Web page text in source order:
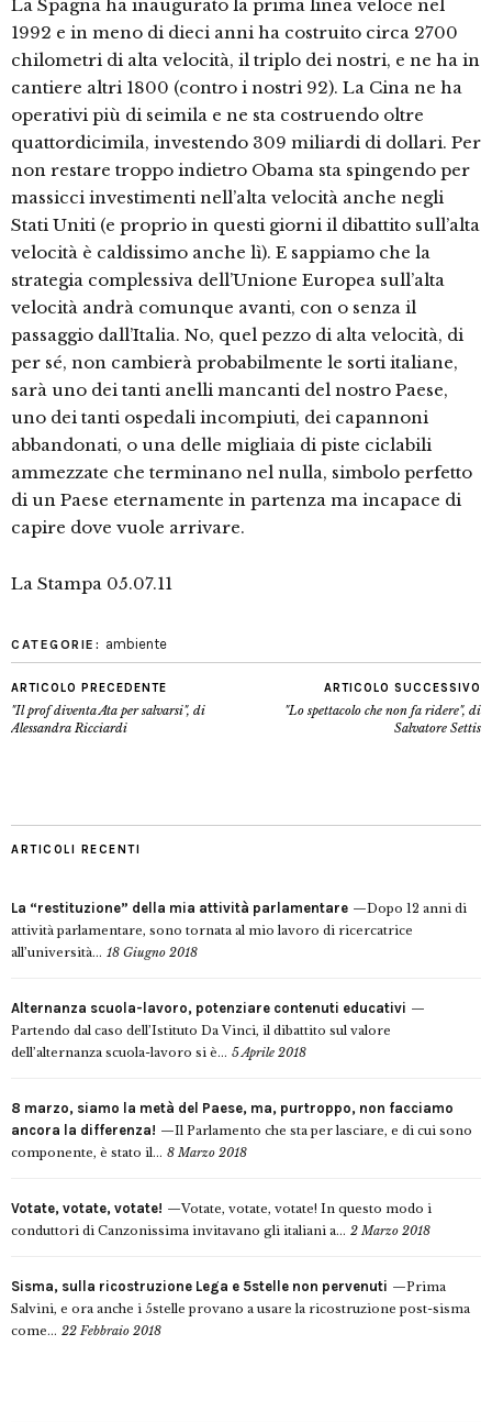
La Spagna ha inaugurato la prima linea veloce nel
1992 e in meno di dieci anni ha costruito circa 2700
chilometri di alta velocità, il triplo dei nostri, e ne ha in
cantiere altri 1800 (contro i nostri 92). La Cina ne ha
operativi più di seimila e ne sta costruendo oltre
quattordicimila, investendo 309 miliardi di dollari. Per
non restare troppo indietro Obama sta spingendo per
massicci investimenti nell’alta velocità anche negli
Stati Uniti (e proprio in questi giorni il dibattito sull’alta
velocità è caldissimo anche lì). E sappiamo che la
strategia complessiva dell’Unione Europea sull’alta
velocità andrà comunque avanti, con o senza il
passaggio dall’Italia. No, quel pezzo di alta velocità, di
per sé, non cambierà probabilmente le sorti italiane,
sarà uno dei tanti anelli mancanti del nostro Paese,
uno dei tanti ospedali incompiuti, dei capannoni
abbandonati, o una delle migliaia di piste ciclabili
ammezzate che terminano nel nulla, simbolo perfetto
di un Paese eternamente in partenza ma incapace di
capire dove vuole arrivare.
La Stampa 05.07.11
CATEGORIE: ambiente
ARTICOLO PRECEDENTE
"Il prof diventa Ata per salvarsi", di
Alessandra Ricciardi
ARTICOLO SUCCESSIVO
"Lo spettacolo che non fa ridere", di
Salvatore Settis
ARTICOLI RECENTI
La “restituzione” della mia attività parlamentare
Dopo 12 anni di
attività parlamentare, sono tornata al mio lavoro di ricercatrice
all’università... 18 Giugno 2018
Alternanza scuola-lavoro, potenziare contenuti educativi
Partendo dal caso dell’Istituto Da Vinci, il dibattito sul valore
dell’alternanza scuola-lavoro si è... 5 Aprile 2018
8 marzo, siamo la metà del Paese, ma, purtroppo, non facciamo
ancora la differenza!
Il Parlamento che sta per lasciare, e di cui sono
componente, è stato il... 8 Marzo 2018
Votate, votate, votate!
Votate, votate, votate! In questo modo i
conduttori di Canzonissima invitavano gli italiani a... 2 Marzo 2018
Sisma, sulla ricostruzione Lega e 5stelle non pervenuti
Prima
Salvini, e ora anche i 5stelle provano a usare la ricostruzione post-sisma
come... 22 Febbraio 2018